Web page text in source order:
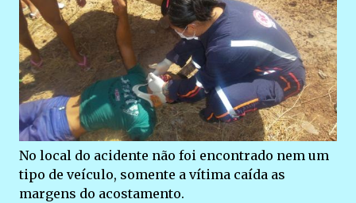
No local do acidente não foi encontrado nem um
tipo de veículo, somente a vítima caída as
margens do acostamento.